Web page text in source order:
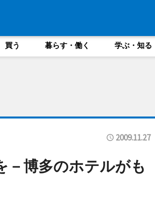
買う 暮らす・働く 学ぶ・知る
2009.11.27
－博多のホテルがも